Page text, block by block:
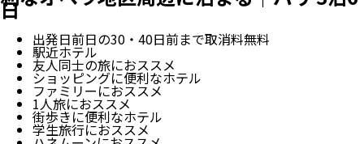
日
出発日前日の30・40日前まで取消料無料
駅近ホテル
友人同士の旅におススメ
ショッピングに便利なホテル
ファミリーにおススメ
1人旅におススメ
街歩きに便利なホテル
学生旅行におススメ